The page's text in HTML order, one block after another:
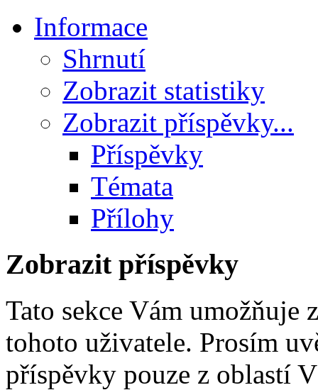
Informace
Shrnutí
Zobrazit statistiky
Zobrazit příspěvky...
Příspěvky
Témata
Přílohy
Zobrazit příspěvky
Tato sekce Vám umožňuje
tohoto uživatele. Prosím
příspěvky pouze z oblastí